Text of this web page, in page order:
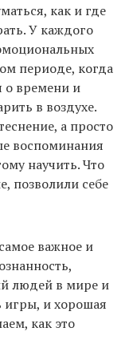
как и где
У каждого
периоде, когда
о времени и
в воздухе.
а просто
воспоминания
научить. Что
позволили себе
важное и
людей в мире и
игры, и хорошая
как это